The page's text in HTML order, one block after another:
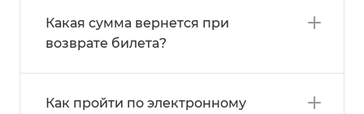
Какая сумма вернется при
возврате билета?
Как пройти по электронному